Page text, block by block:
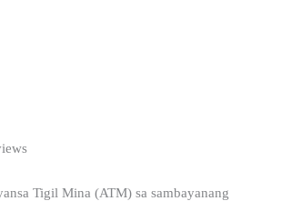
Tigil Mina (ATM) sa sambayanang